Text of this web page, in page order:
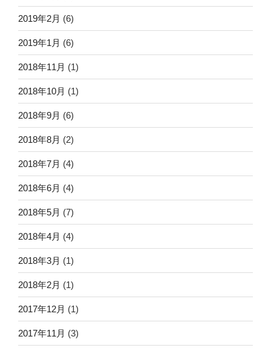
2019年2月 (6)
2019年1月 (6)
2018年11月 (1)
2018年10月 (1)
2018年9月 (6)
2018年8月 (2)
2018年7月 (4)
2018年6月 (4)
2018年5月 (7)
2018年4月 (4)
2018年3月 (1)
2018年2月 (1)
2017年12月 (1)
2017年11月 (3)